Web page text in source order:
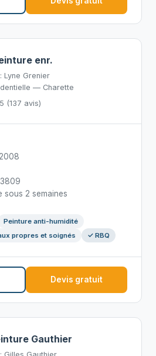
enr.
Lyne Grenier
— Charette
(137 avis)
sous 2 semaines
Peinture anti-humidité
propres et soignés ✓ RBQ
Devis gratuit
Gauthier